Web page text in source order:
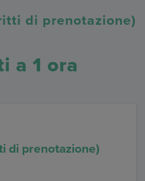
di prenotazione)
a 1 ora
di prenotazione)